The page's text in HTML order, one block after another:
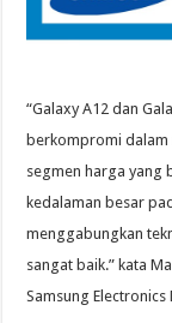
“Galaxy A12 dan
berkompromi
segmen harga yang
kedalaman besar
menggabungkan
sangat baik.” kata
Samsung